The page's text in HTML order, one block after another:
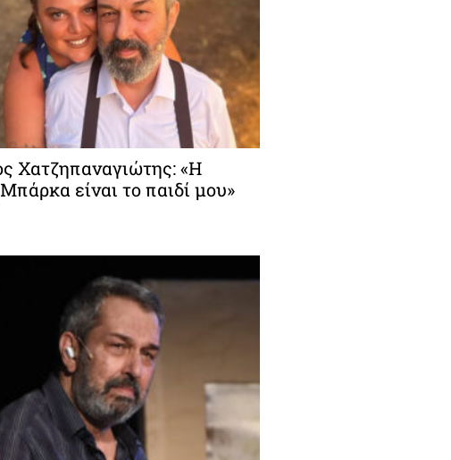
Χατζηπαναγιώτης: «Η
είναι το παιδί μου»